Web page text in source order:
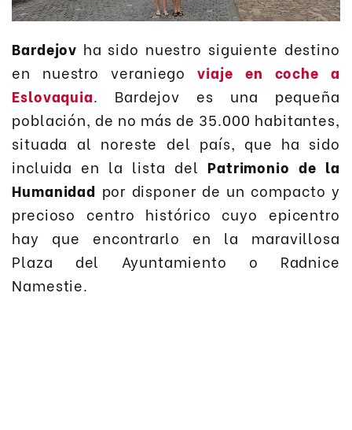
Bardejov ha sido nuestro siguiente destino
en nuestro veraniegoviaje en coche a
Eslovaquia. Bardejov es una pequeña
población, de no más de 35.000 habitantes,
situada al noreste del país, que ha sido
incluida en la lista del Patrimonio de la
Humanidad por disponer de un compacto y
precioso centro histórico cuyo epicentro
hay que encontrarlo en la maravillosa
Plaza del Ayuntamiento o Radnice
Namestie.